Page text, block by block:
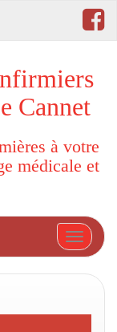
Cannet
à votre
médicale et